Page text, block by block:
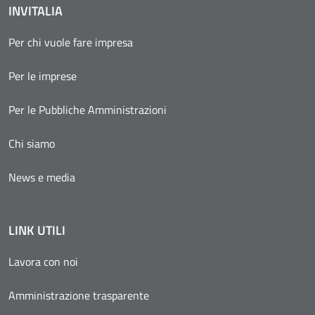
INVITALIA
Per chi vuole fare impresa
Per le imprese
Per le Pubbliche Amministrazioni
Chi siamo
News e media
LINK UTILI
Lavora con noi
Amministrazione trasparente